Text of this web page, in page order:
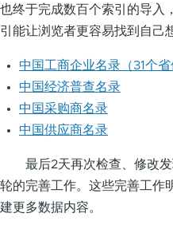
也终于完成数百个索引的导入
引能让浏览者更容易找到自己
中国工商企业名录（31个省
中国经济普查名录
中国采购商名录
中国供应商名录
最后2天再次检查、修改发
轮的完善工作。这些完善工作
建更多数据内容。